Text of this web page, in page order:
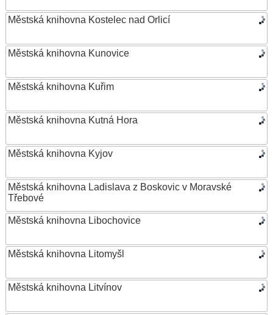
Městská knihovna Kostelec nad Orlicí
Městská knihovna Kunovice
Městská knihovna Kuřim
Městská knihovna Kutná Hora
Městská knihovna Kyjov
Městská knihovna Ladislava z Boskovic v Moravské
Třebové
Městská knihovna Libochovice
Městská knihovna Litomyšl
Městská knihovna Litvínov